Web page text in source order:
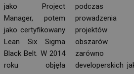
jako Project
Manager, potem
jako certyfikowany
Lean Six Sigma
Black Belt. W 2014
roku objęła
podczas
prowadzenia
projektów
obszarów
zarówno
developerskich